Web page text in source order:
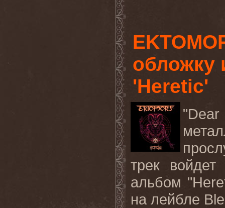
обложку
'Heretic'
"Dear
трек
альбом
на лейбле